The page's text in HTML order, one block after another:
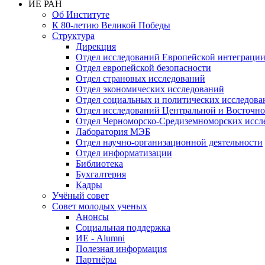
ИЕ РАН
Об Институте
К 80-летию Великой Победы
Структура
Дирекция
Отдел исследований Европейской интеграции
Отдел европейской безопасности
Отдел страновых исследований
Отдел экономических исследований
Отдел социальных и политических
Отдел исследований Центральной и
Отдел Черноморско-Средиземноморских
Лаборатория МЭБ
Отдел научно-организационной деятельности
Отдел информатизации
Библиотека
Бухгалтерия
Кадры
Учёный совет
Совет молодых ученых
Анонсы
Социальная поддержка
ИЕ - Alumni
Полезная информация
Партнёры